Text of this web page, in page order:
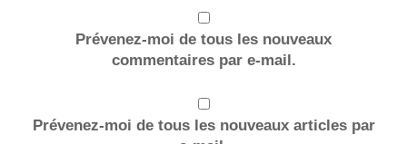
Prévenez-moi de tous les nouveaux
commentaires par e-mail.
Prévenez-moi de tous les nouveaux articles par